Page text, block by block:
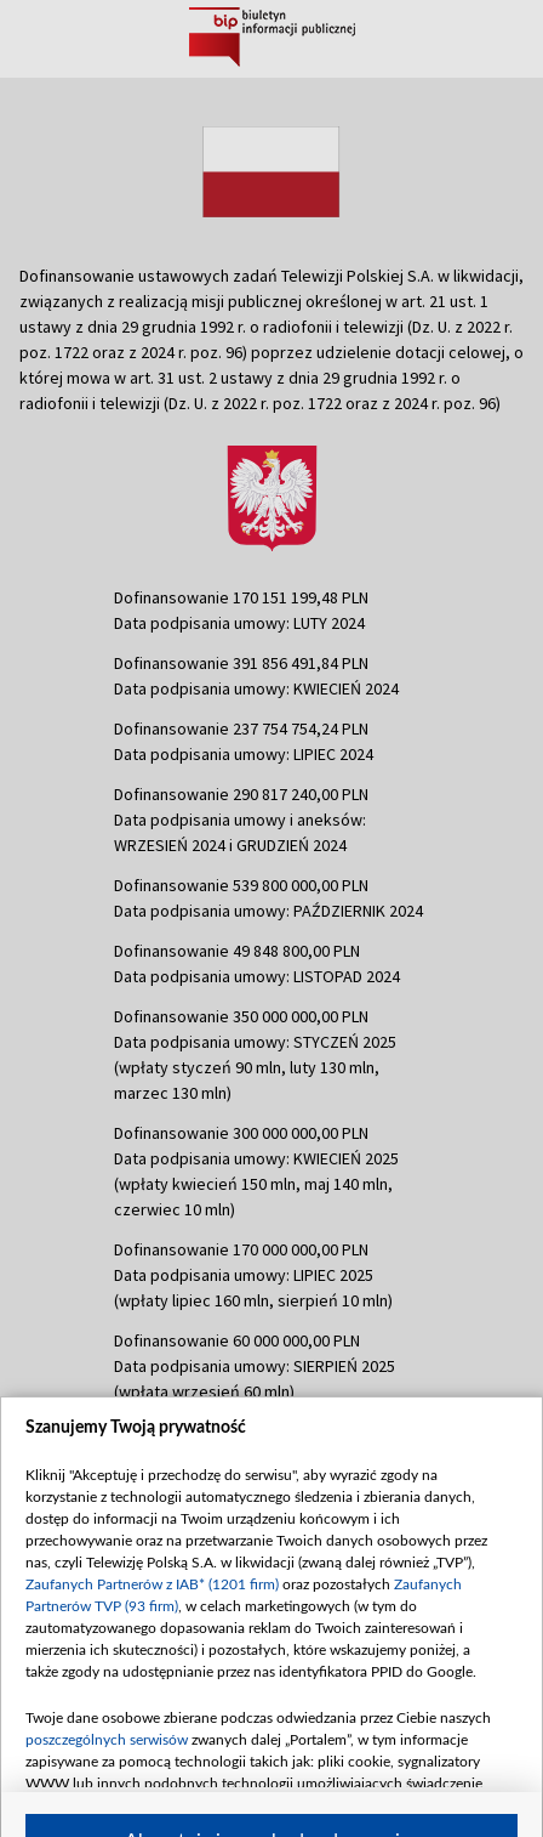
Dofinansowanie ustawowych zadań Telewizji Polskiej S.A. w likwidacji,
związanych z realizacją misji publicznej określonej w art. 21 ust. 1
ustawy z dnia 29 grudnia 1992 r. o radiofonii i telewizji (Dz. U. z 2022 r.
poz. 1722 oraz z 2024 r. poz. 96) poprzez udzielenie dotacji celowej, o
której mowa w art. 31 ust. 2 ustawy z dnia 29 grudnia 1992 r. o
radiofonii i telewizji (Dz. U. z 2022 r. poz. 1722 oraz z 2024 r. poz. 96)
Dofinansowanie 170 151 199,48 PLN
Data podpisania umowy: LUTY 2024
Dofinansowanie 391 856 491,84 PLN
Data podpisania umowy: KWIECIEŃ 2024
Dofinansowanie 237 754 754,24 PLN
Data podpisania umowy: LIPIEC 2024
Dofinansowanie 290 817 240,00 PLN
Data podpisania umowy i aneksów:
WRZESIEŃ 2024 i GRUDZIEŃ 2024
Dofinansowanie 539 800 000,00 PLN
Data podpisania umowy: PAŹDZIERNIK 2024
Dofinansowanie 49 848 800,00 PLN
Data podpisania umowy: LISTOPAD 2024
Dofinansowanie 350 000 000,00 PLN
Data podpisania umowy: STYCZEŃ 2025
(wpłaty styczeń 90 mln, luty 130 mln,
marzec 130 mln)
Dofinansowanie 300 000 000,00 PLN
Data podpisania umowy: KWIECIEŃ 2025
(wpłaty kwiecień 150 mln, maj 140 mln,
czerwiec 10 mln)
Dofinansowanie 170 000 000,00 PLN
Data podpisania umowy: LIPIEC 2025
(wpłaty lipiec 160 mln, sierpień 10 mln)
Dofinansowanie 60 000 000,00 PLN
Data podpisania umowy: SIERPIEŃ 2025
(wpłata wrzesień 60 mln)
Dofinansowanie 635 783 051,21 PLN
(wpłata wrzesień 100 mln, październik 350
mln, listopad 265 mln)
Dofinansowanie 48 862 000,00 PLN
Data podpisania umowy: GRUDZIEŃ 2025
(wpłata grudzień 60,548 mln)
Dofinansowanie 900 000 000,00 PLN
Data podpisania umowy: LUTY 2026 (wpłata
kwiecień 180 mln, 7 maja 180 mln, 8
czerwca 90 mln)
Dofinansowanie 250 000 000,00 PLN
4 sierpnia 250 mln
Szanujemy Twoją prywatność
Kliknij "Akceptuję i przechodzę do serwisu", aby wyrazić zgody na
korzystanie z technologii automatycznego śledzenia i zbierania danych,
dostęp do informacji na Twoim urządzeniu końcowym i ich
przechowywanie oraz na przetwarzanie Twoich danych osobowych przez
nas, czyli Telewizję Polską S.A. w likwidacji (zwaną dalej również „TVP”),
Zaufanych Partnerów z IAB* (1201 firm) oraz pozostałych Zaufanych
Partnerów TVP (93 firm) , w celach marketingowych (w tym do
zautomatyzowanego dopasowania reklam do Twoich zainteresowań i
mierzenia ich skuteczności) i pozostałych, które wskazujemy poniżej, a
także zgody na udostępnianie przez nas identyfikatora PPID do Google.
Twoje dane osobowe zbierane podczas odwiedzania przez Ciebie naszych
poszczególnych serwisów zwanych dalej „Portalem”, w tym informacje
zapisywane za pomocą technologii takich jak: pliki cookie, sygnalizatory
WWW lub innych podobnych technologii umożliwiających świadczenie